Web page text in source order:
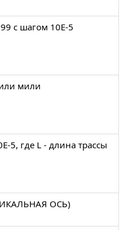
с шагом 10Е-5
мили
5, где L - длина трассы
ОСЬ)